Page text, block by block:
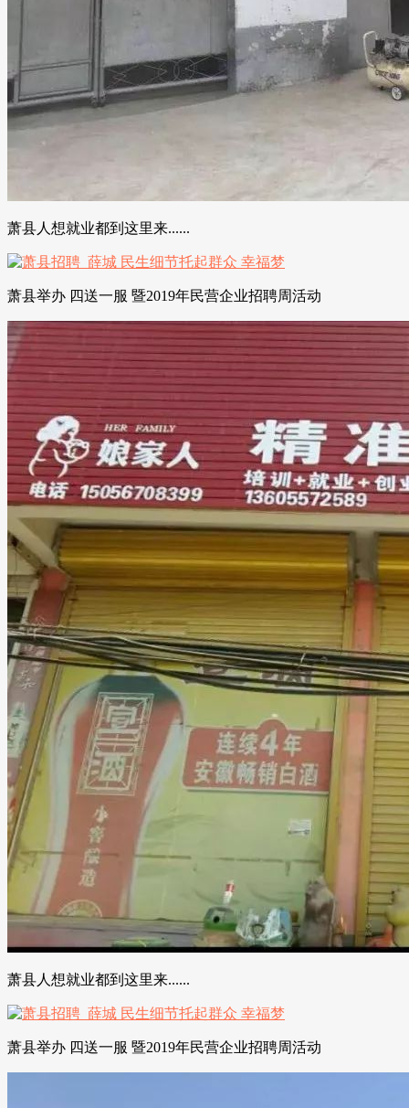
萧县人想就业都到这里来......
萧县举办 四送一服 暨2019年民营企业招聘周活动
萧县人想就业都到这里来......
萧县举办 四送一服 暨2019年民营企业招聘周活动